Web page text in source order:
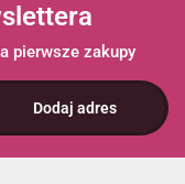
pierwsze zakupy